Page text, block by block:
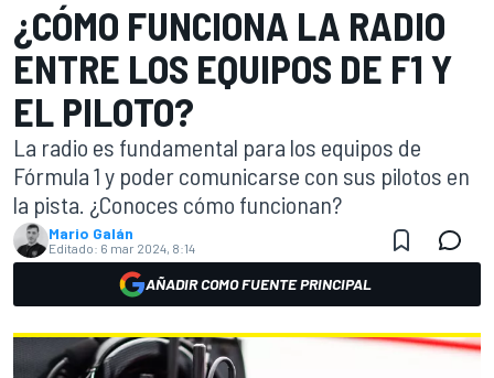
¿CÓMO FUNCIONA LA RADIO
ENTRE LOS EQUIPOS DE F1 Y
EL PILOTO?
La radio es fundamental para los equipos de
Fórmula 1 y poder comunicarse con sus pilotos en
la pista. ¿Conoces cómo funcionan?
Mario Galán
Editado: 6 mar 2024, 8:14
AÑADIR COMO FUENTE PRINCIPAL